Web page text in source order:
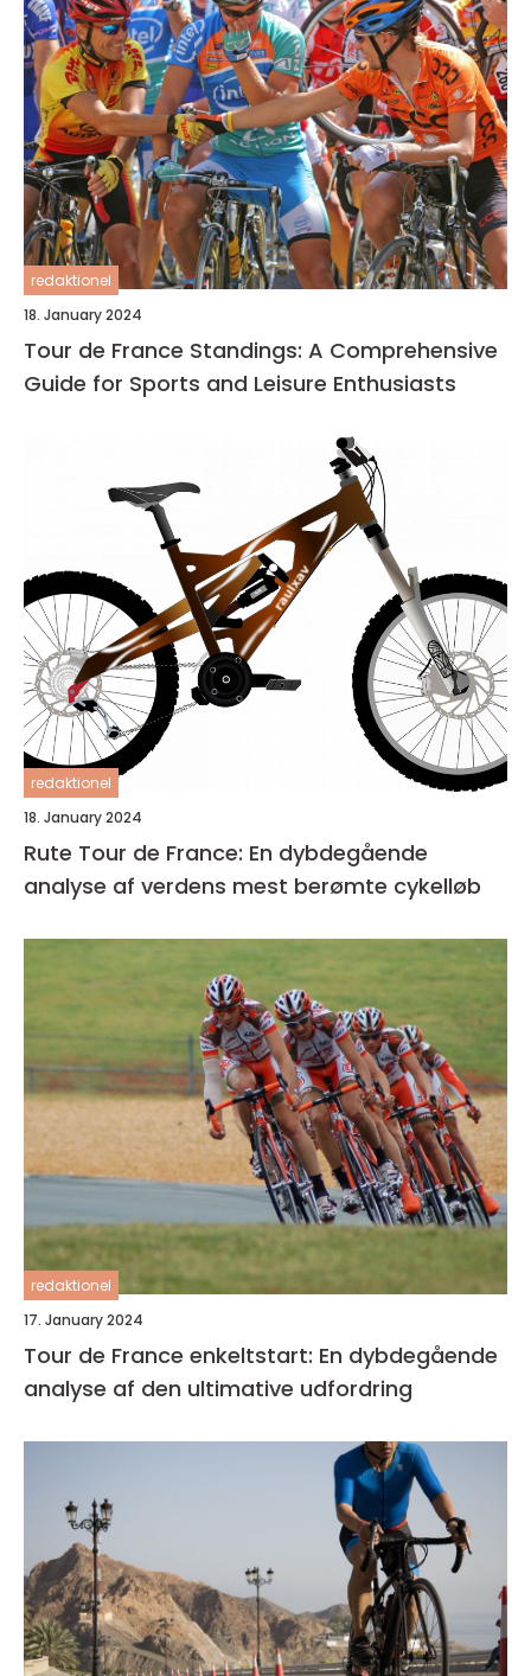
redaktionel
18. January 2024
Tour de France Standings: A Comprehensive
Guide for Sports and Leisure Enthusiasts
redaktionel
18. January 2024
Rute Tour de France: En dybdegående
analyse af verdens mest berømte cykelløb
redaktionel
17. January 2024
Tour de France enkeltstart: En dybdegående
analyse af den ultimative udfordring